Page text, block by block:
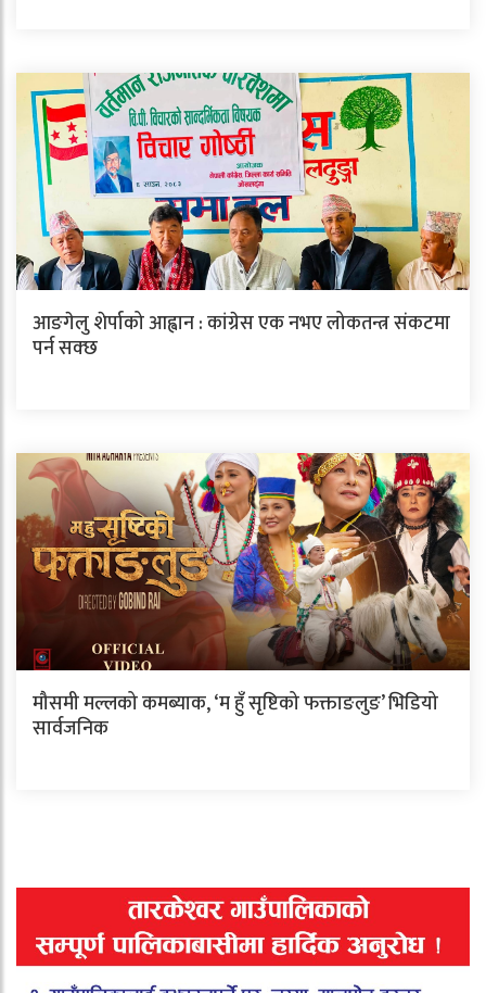
आङगेलु शेर्पाको आह्वान : कांग्रेस एक नभए लोकतन्त्र संकटमा
पर्न सक्छ
मौसमी मल्लको कमब्याक, ‘म हुँ सृष्टिको फक्ताङलुङ’ भिडियो
सार्वजनिक